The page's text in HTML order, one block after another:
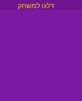
דלגו למשחק